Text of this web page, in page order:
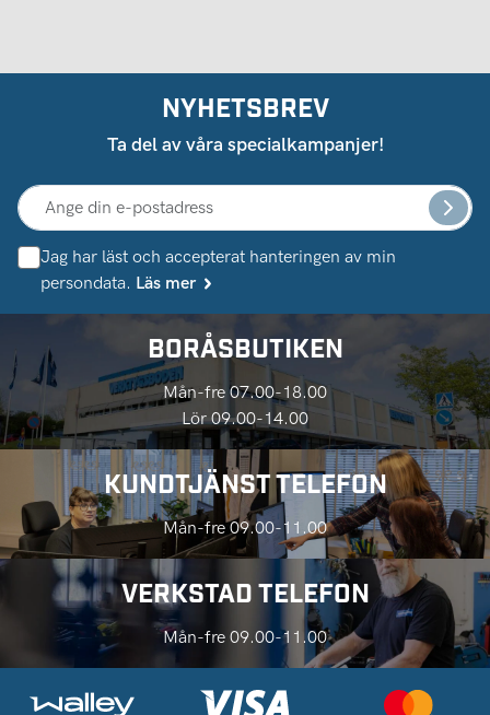
NYHETSBREV
Ta del av våra specialkampanjer!
Jag har läst och accepterat hanteringen av min
persondata. Läs mer
BORÅSBUTIKEN
Mån-fre 07.00-18.00
Lör 09.00-14.00
KUNDTJÄNST TELEFON
Mån-fre 09.00-11.00
VERKSTAD TELEFON
Mån-fre 09.00-11.00